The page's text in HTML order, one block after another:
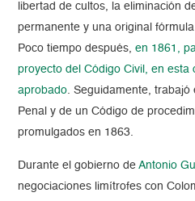
libertad de cultos, la eliminación
permanente y una original
Poco tiempo después, en 1861,
proyecto del Código Civil, en
aprobado. Seguidamente, trabajó
Penal y de un Código de
promulgados en 1863.
Duranteel gobierno deAntonio
negociaciones limítrofes con